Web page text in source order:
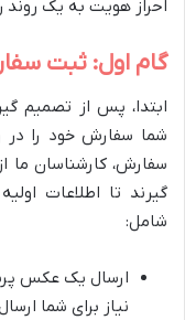
احراز هویت به یک
گام اول: ثبت
ابتدا، پس از تصمیم
شما سفارش خود را
سفارش، کارشناسان ما
گیرند تا اطلاعات
شامل:
ارسال یک عکس
نیاز برای شما